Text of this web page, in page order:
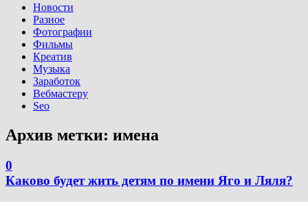
Новости
Разное
Фотографии
Фильмы
Креатив
Музыка
Заработок
Вебмастеру
Seo
Архив метки: имена
0
Каково будет жить детям по имени Яго и Ляля?